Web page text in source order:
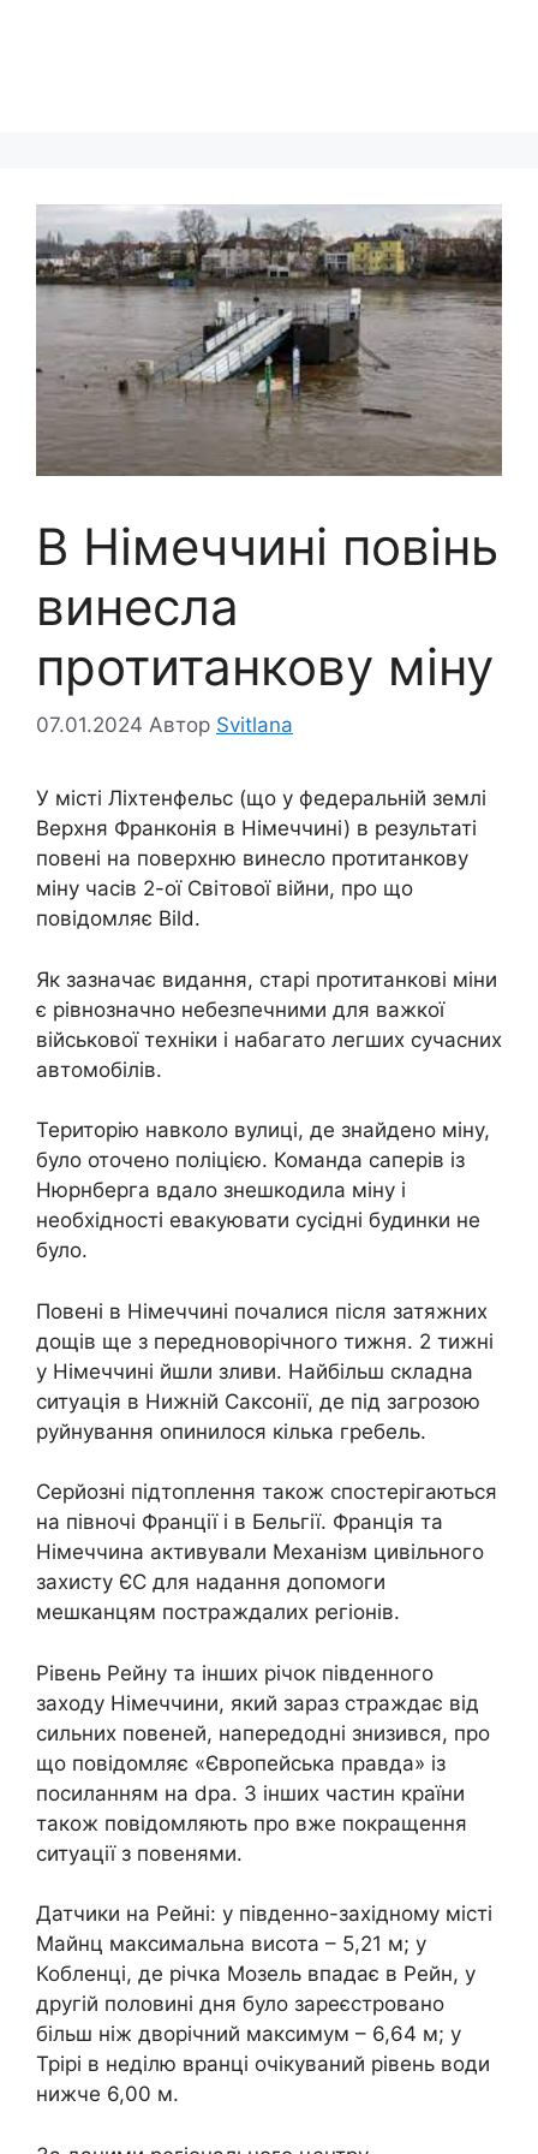
В Німеччині повінь
винесла
протитанкову міну
07.01.2024 Автор Svitlana
У місті Ліхтенфельс (що у федеральній землі
Верхня Франконія в Німеччині) в результаті
повені на поверхню винесло протитанкову
міну часів 2-ої Світової війни, про що
повідомляє Bild.
Як зазначає видання, старі протитанкові міни
є рівнозначно небезпечними для важкої
військової техніки і набагато легших сучасних
автомобілів.
Територію навколо вулиці, де знайдено міну,
було оточено поліцією. Команда саперів із
Нюрнберга вдало знешкодила міну і
необхідності евакуювати сусідні будинки не
було.
Повені в Німеччині почалися після затяжних
дощів ще з передноворічного тижня. 2 тижні
у Німеччині йшли зливи. Найбільш складна
ситуація в Нижній Саксонії, де під загрозою
руйнування опинилося кілька гребель.
Серйозні підтоплення також спостерігаються
на півночі Франції і в Бельгії. Франція та
Німеччина активували Механізм цивільного
захисту ЄС для надання допомоги
мешканцям постраждалих регіонів.
Рівень Рейну та інших річок південного
заходу Німеччини, який зараз страждає від
сильних повеней, напередодні знизився, про
що повідомляє «Європейська правда» із
посиланням на dpa. З інших частин країни
також повідомляють про вже покращення
ситуації з повенями.
Датчики на Рейні: у південно-західному місті
Майнц максимальна висота – 5,21 м; у
Кобленці, де річка Мозель впадає в Рейн, у
другій половині дня було зареєстровано
більш ніж дворічний максимум – 6,64 м; у
Трірі в неділю вранці очікуваний рівень води
нижче 6,00 м.